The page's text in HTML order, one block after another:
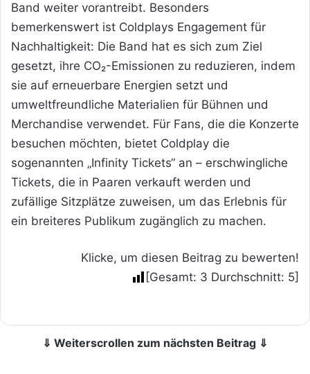
Band weiter vorantreibt. Besonders
bemerkenswert ist Coldplays Engagement für
Nachhaltigkeit: Die Band hat es sich zum Ziel
gesetzt, ihre CO₂-Emissionen zu reduzieren, indem
sie auf erneuerbare Energien setzt und
umweltfreundliche Materialien für Bühnen und
Merchandise verwendet. Für Fans, die die Konzerte
besuchen möchten, bietet Coldplay die
sogenannten „Infinity Tickets“ an – erschwingliche
Tickets, die in Paaren verkauft werden und
zufällige Sitzplätze zuweisen, um das Erlebnis für
ein breiteres Publikum zugänglich zu machen.
Klicke, um diesen Beitrag zu bewerten!
[Gesamt: 3 Durchschnitt: 5]
⇓ Weiterscrollen zum nächsten Beitrag ⇓